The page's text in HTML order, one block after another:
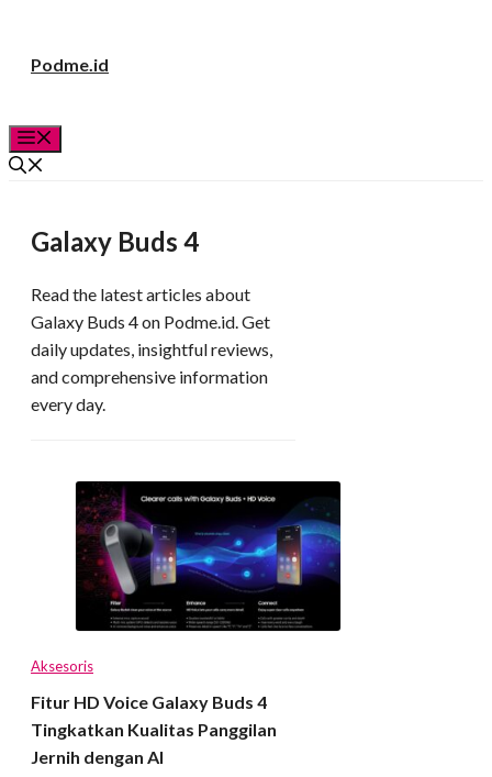
Podme.id
Galaxy Buds 4
Read the latest articles about
Galaxy Buds 4 on Podme.id. Get
daily updates, insightful reviews,
and comprehensive information
every day.
Aksesoris
Fitur HD Voice Galaxy Buds 4
Tingkatkan Kualitas Panggilan
Jernih dengan AI